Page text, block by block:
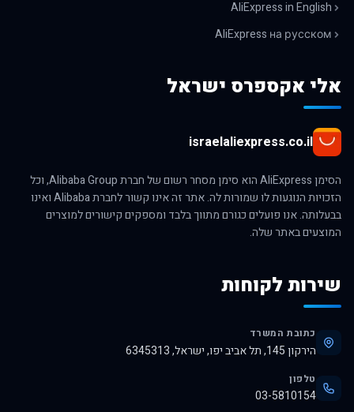
AliExpress in English
AliExpress на русском
אלי אקספרס ישראל
israelaliexpress.co.il
הסימן AliExpress הוא סימן מסחר רשום של חברת Alibaba Group, וכל
הזכויות הנוגעות לו שמורות לה. אתר זה אינו קשור לחברת Alibaba ואינו
בבעלותה. אנו פועלים כגורם מתווך בלבד ומספקים קישורים למוצרים
המוצעים באתר שלה.
שירות לקוחות
כתובת המשרד
הירקון 145, תל אביב יפו, ישראל, 6345313
טלפון
03-5810154